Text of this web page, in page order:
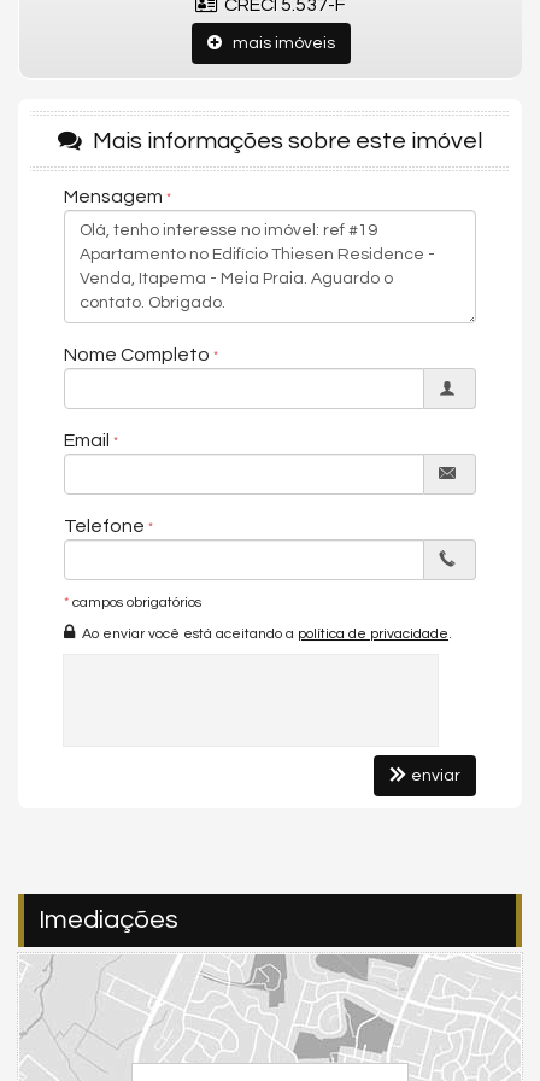
ÁREA DE LAZER:
- Piscina adulto aquecida
- Piscina infantil
- Academia
- Salão de festas
- Terraços ao ar livre
poderão sofrer alterações sem prévio aviso.
Características do Imóvel
Aquecimento de Água
Churrasqueira
CRECI 5.537-F
mais imóveis
Mais informações sobre este imóvel
Mensagem
Nome Completo
Email
Telefone
* campos obrigatórios
Ao enviar você está aceitando a política de privacidade.
enviar
Imediações